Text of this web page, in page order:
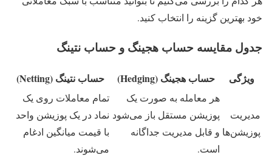
خود بهترین گزینه را انتخاب کنید.
جدول مقایسه حساب هجینگ و حساب نتینگ
ویژگی حساب هجینگ (Hedging) حساب نتینگ (Netting)
مدیریت
پوزیشن‌ها
هر معامله به صورت یک
پوزیشن مستقل باز می‌شود
و قابل مدیریت جداگانه
است.
تمام معاملات روی یک
نماد در یک پوزیشن واحد
با قیمت میانگین ادغام
می‌شوند.